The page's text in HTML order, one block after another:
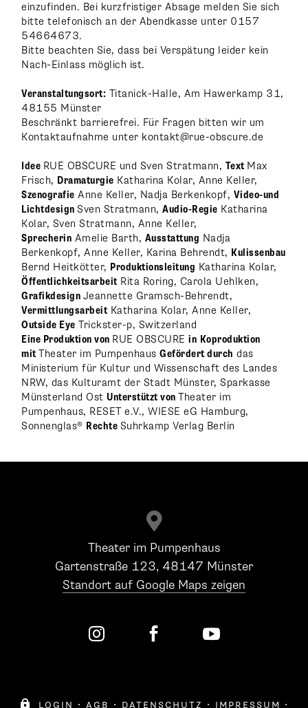
einzufinden. Bei kurzfristiger Absage melden Sie sich
bitte telefonisch an der Abendkasse unter 0157
54664673.
Bitte beachten Sie, dass bei Verspätung leider kein
Nach-Einlass möglich ist.
Veranstaltungsort: Titanick-Halle, Am Hawerkamp 31,
48155 Münster
Beschränkt barrierefrei. Für Fragen bitten wir um
Kontaktaufnahme unter kontakt@rue-obscure.de
Idee RUE OBSCURE und Sven Stratmann, Text Max
Frisch, Dramaturgie Katharina Kolar, Anne Keller,
Szenografie Anne Keller, Nadja Berkenkopf, Video-und
LichtdesignSven Stratmann,Audio-Regie Katharina
Kolar, Sven Stratmann, Anne Keller,
Sprecherin Amelie Barth, Ausstattung Nadja
Berkenkopf, Anne Keller, Karina Behrendt, Kulissenbau
Bernd Heitkötter, Produktionsleitung Katharina Kolar,
Öffentlichkeitsarbeit Rita Roring, Carola Uehlken,
Grafikdesign Jeannette Gramsch-Behrendt,
Vermittlungsarbeit Katharina Kolar, Anne Keller,
Outside Eye Trickster-p, Switzerland
Eine Produktion von RUE OBSCUREin Koproduktion
mitTheater im PumpenhausGefördert durch das
Ministerium für Kultur und Wissenschaft des Landes
NRW, das Kulturamt der Stadt Münster, Sparkasse
Münsterland Ost Unterstützt vonTheater im
Pumpenhaus, RESET e.V., WIESE eG Hamburg,
Sonnenglas® Rechte Suhrkamp Verlag Berlin

Theater im Pumpenhaus
Gartenstraße 123, 48147 Münster
Standort auf Google Maps zeigen
  
 login · agb · datenschutz · impressum ·